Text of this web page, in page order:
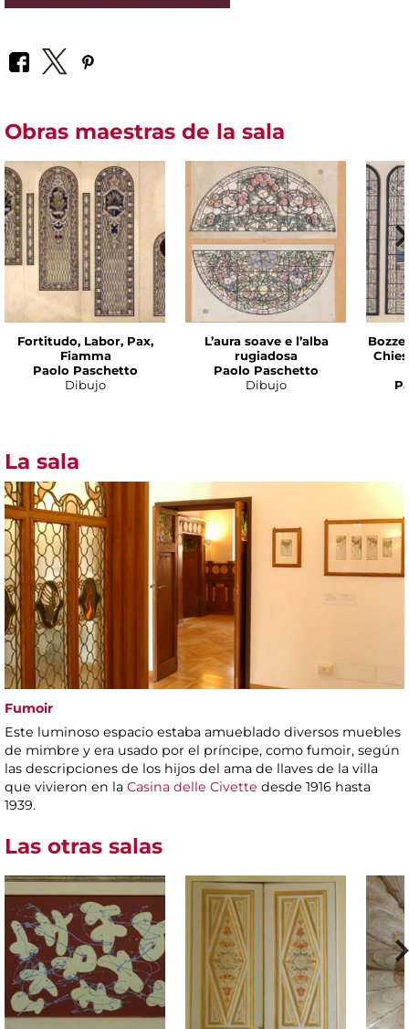
Obras maestras de la sala
Fortitudo, Labor, Pax,
Fiamma
Paolo Paschetto
Dibujo
L’aura soave e l’alba
rugiadosa
Paolo Paschetto
Dibujo
La sala
Fumoir
Este luminoso espacio estaba amueblado diversos muebles
de mimbre y era usado por el príncipe, como fumoir, según
las descripciones de los hijos del ama de llaves de la villa
que vivieron en la Casina delle Civette desde 1916 hasta
1939.
Las otras salas